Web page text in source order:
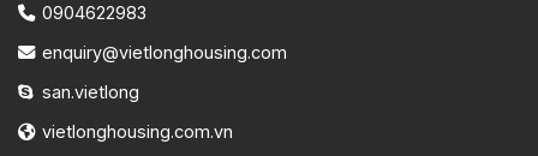
0904622983
enquiry@vietlonghousing.com
san.vietlong
vietlonghousing.com.vn